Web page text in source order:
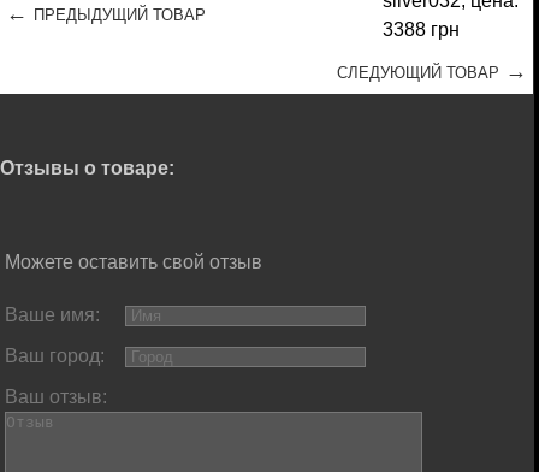
← ПРЕДЫДУЩИЙ ТОВАР
СЛЕДУЮЩИЙ ТОВАР →
Отзывы о товаре:
Можете оставить свой отзыв
Ваше имя:
Ваш город:
Ваш отзыв: